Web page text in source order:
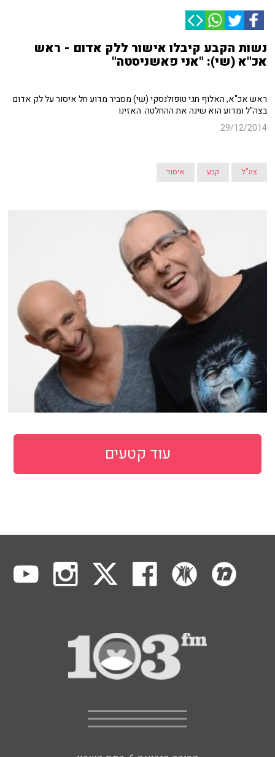
נשות הקבע קיבלו אישור ללק אדום - ראש
אכ"א (שי): "אני פאשניסטה"
ראש אכ"א, האלוף חגי טופולנסקי (שי) מסביר מדוע חל איסור על לק אדום
בצה"ל ומדוע הוא שינה את ההחלטה. האזינו
29/12/2014
צה"ל קבע איסור
עוד קטעים